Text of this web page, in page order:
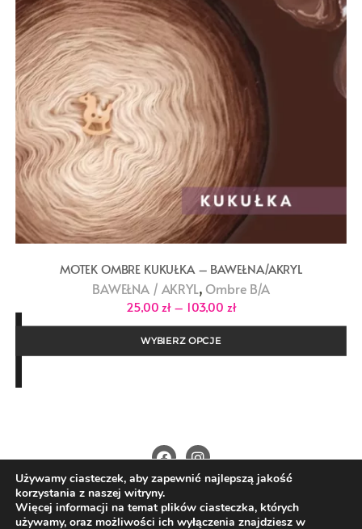
MOTEK OMBRE KUKUŁKA – BAWEŁNA/AKRYL
BAWEŁNA / AKRYL, Ombre B/A
25,00 zł – 103,00 złZakres
cen:
od
do
WYBIERZ OPCJE
O Nas Kontakt Polityka prywatności
Regulamin
Wysyłka i płatności
Używamy ciasteczek, aby zapewnić najlepszą jakość
korzystania z naszej witryny.
Więcej informacji na temat plików ciasteczka, których
używamy, oraz możliwości ich wyłączenia znajdziesz w